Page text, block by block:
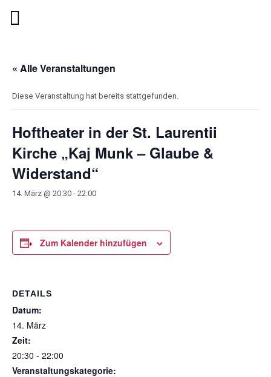
« Alle Veranstaltungen
Diese Veranstaltung hat bereits stattgefunden.
Hoftheater in der St. Laurentii
Kirche „Kaj Munk – Glaube &
Widerstand“
14. März @ 20:30 - 22:00
Zum Kalender hinzufügen
DETAILS
Datum:
14. März
Zeit:
20:30 - 22:00
Veranstaltungskategorie: